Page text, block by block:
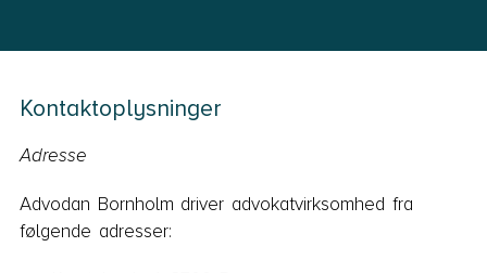
Kontaktoplysninger
Adresse
Advodan Bornholm driver advokatvirksomhed fra
følgende adresser: